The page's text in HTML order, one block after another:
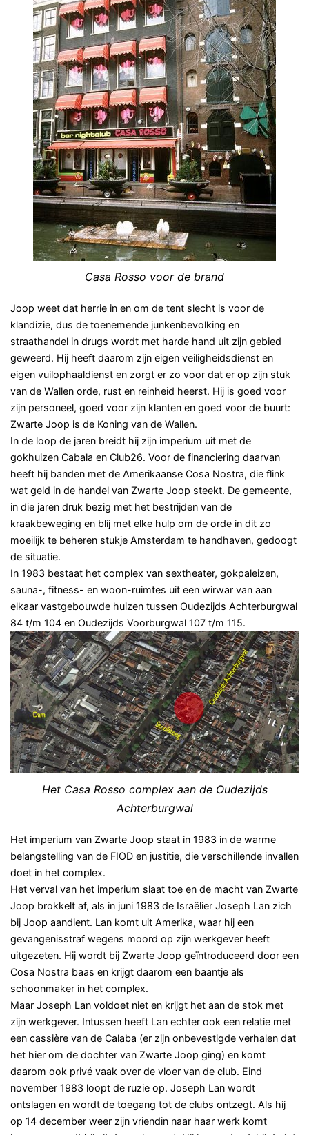
Casa Rosso voor de brand
Joop weet dat herrie in en om de tent slecht is voor de
klandizie, dus de toenemende junkenbevolking en
straathandel in drugs wordt met harde hand uit zijn gebied
geweerd. Hij heeft daarom zijn eigen veiligheidsdienst en
eigen vuilophaaldienst en zorgt er zo voor dat er op zijn stuk
van de Wallen orde, rust en reinheid heerst. Hij is goed voor
zijn personeel, goed voor zijn klanten en goed voor de buurt:
Zwarte Joop is de Koning van de Wallen.
In de loop de jaren breidt hij zijn imperium uit met de
gokhuizen Cabala en Club26. Voor de financiering daarvan
heeft hij banden met de Amerikaanse Cosa Nostra, die flink
wat geld in de handel van Zwarte Joop steekt. De gemeente,
in die jaren druk bezig met het bestrijden van de
kraakbeweging en blij met elke hulp om de orde in dit zo
moeilijk te beheren stukje Amsterdam te handhaven, gedoogt
de situatie.
In 1983 bestaat het complex van sextheater, gokpaleizen,
sauna-, fitness- en woon-ruimtes uit een wirwar van aan
elkaar vastgebouwde huizen tussen Oudezijds Achterburgwal
84 t/m 104 en Oudezijds Voorburgwal 107 t/m 115.
Het Casa Rosso complex aan de Oudezijds
Achterburgwal
Het imperium van Zwarte Joop staat in 1983 in de warme
belangstelling van de FIOD en justitie, die verschillende invallen
doet in het complex.
Het verval van het imperium slaat toe en de macht van Zwarte
Joop brokkelt af, als in juni 1983 de Israëlier Joseph Lan zich
bij Joop aandient. Lan komt uit Amerika, waar hij een
gevangenisstraf wegens moord op zijn werkgever heeft
uitgezeten. Hij wordt bij Zwarte Joop geïntroduceerd door een
Cosa Nostra baas en krijgt daarom een baantje als
schoonmaker in het complex.
Maar Joseph Lan voldoet niet en krijgt het aan de stok met
zijn werkgever. Intussen heeft Lan echter ook een relatie met
een cassière van de Calaba (er zijn onbevestigde verhalen dat
het hier om de dochter van Zwarte Joop ging) en komt
daarom ook privé vaak over de vloer van de club. Eind
november 1983 loopt de ruzie op. Joseph Lan wordt
ontslagen en wordt de toegang tot de clubs ontzegt. Als hij
op 14 december weer zijn vriendin naar haar werk komt